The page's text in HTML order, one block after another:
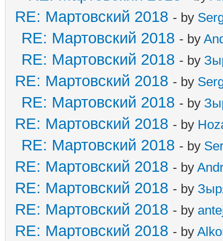
RE: Мартовский 2018 - by
RE: Мартовский 2018 - by
RE: Мартовский 2018 - by
RE: Мартовский 2018 - by
RE: Мартовский 2018 - by
RE: Мартовский 2018 - by
RE: Мартовский 2018 - by
RE: Мартовский 2018 - by
RE: Мартовский 2018 - by
RE: Мартовский 2018 - by
RE: Мартовский 2018 - by